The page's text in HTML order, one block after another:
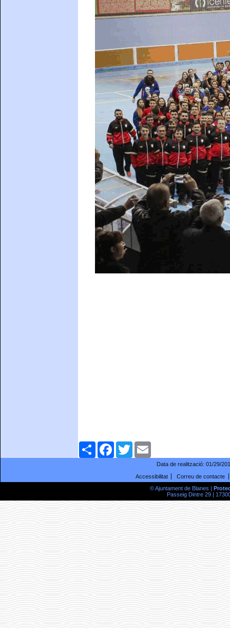
ComparteixFacebookTwitter
Data de realització: 01/29/
Accessibilitat
Correu de contacte
© Ajuntament de Blanes |
Passeig Dintre 29 |